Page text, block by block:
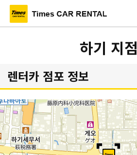
하기 지점
렌터카 점포 정보